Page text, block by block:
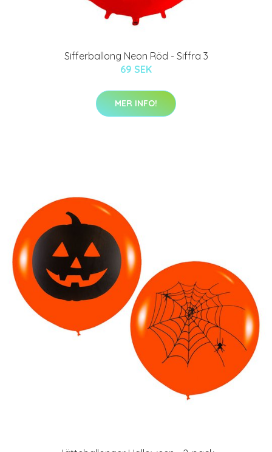
Sifferballong Neon Röd - Siffra 3
69 SEK
MER INFO!